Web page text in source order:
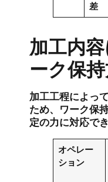
差
加工内
ーク保
加工工程によっ
ため、ワーク保
定の力に対応で
オペレー
ション